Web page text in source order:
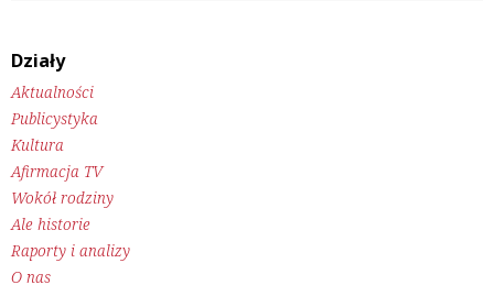
Działy
Aktualności
Publicystyka
Kultura
Afirmacja TV
Wokół rodziny
Ale historie
Raporty i analizy
O nas